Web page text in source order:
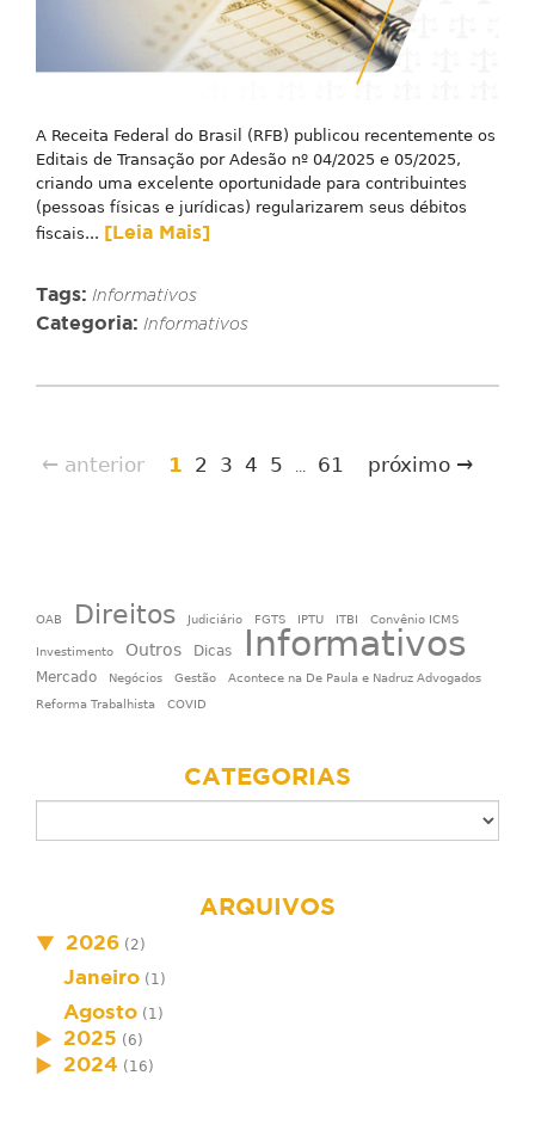
A Receita Federal do Brasil (RFB) publicou recentemente os
Editais de Transação por Adesão nº 04/2025 e 05/2025,
criando uma excelente oportunidade para contribuintes
(pessoas físicas e jurídicas) regularizarem seus débitos
fiscais... [Leia Mais]
Tags: Informativos
Categoria: Informativos
← anterior 1 2 3 4 5 ... 61 próximo →
OAB Direitos Judiciário FGTS IPTU ITBI Convênio ICMS
Investimento Outros Dicas Informativos
Mercado Negócios Gestão
Acontece na De Paula e Nadruz Advogados
Reforma Trabalhista
COVID
CATEGORIAS
ARQUIVOS
2026 (2)
Janeiro (1)
Agosto (1)
2025 (6)
2024 (16)